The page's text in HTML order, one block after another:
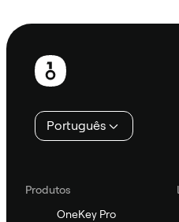
Rodapé
Português
Produtos
OneKey Pro